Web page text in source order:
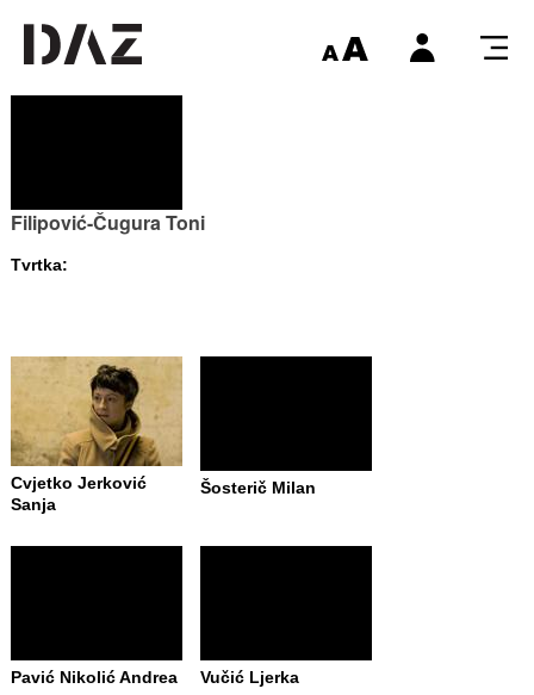
Filipović-Čugura Toni
Tvrtka:
Cvjetko Jerković
Sanja
Šosterič Milan
Pavić Nikolić Andrea Vučić Ljerka